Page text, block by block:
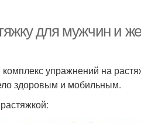
для мужчин и
упражнений на
здоровым и мобильным.